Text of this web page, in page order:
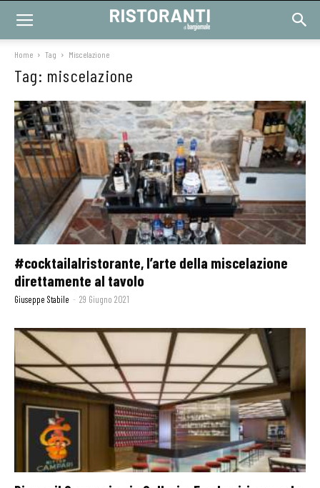
Home Tag Miscelazione
Tag: miscelazione
#cocktailalristorante, l’arte della miscelazione
direttamente al tavolo
Giuseppe Stabile - 29 Giugno 2021